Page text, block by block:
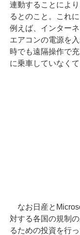
連動することによ
るとのこと。これ
例えば、インター
エアコンの電源を
時でも遠隔操作で
に乗車していなく
なお日産と
対する各国の規制
るための投資を行